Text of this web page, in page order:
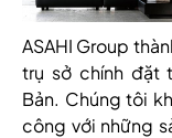
ASAHI Group
trụ sở chính đặt
Bản. Chúng tôi
công với những